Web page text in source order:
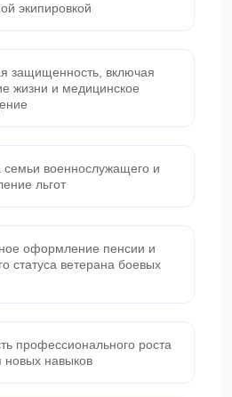
экипировкой
защищенность, включая
жизни и медицинское
семьи военнослужащего и
льгот
оформление пенсии и
статуса ветерана боевых
профессионального роста
новых навыков